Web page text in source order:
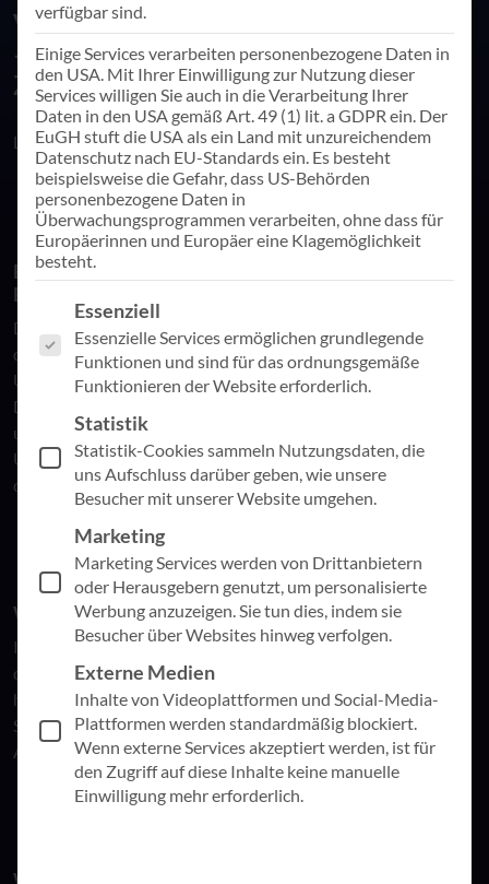
Vertrauen in Microsoft-Cloud-Dienste
– auch in politisch herausfordernden
Zeiten
Link teilen
Einordnung eines Ausnahmefalls – und eine sachliche
Einschätzung aus der Praxis
Die Sperrung eines Microsoft-Mailkontos des Chefanklägers
des Internationalen Strafgerichtshofs (IStGH) aufgrund von
US-Sanktionen hat auch in unserem Umfeld intensive
Diskussionen ausgelöst. Als langjähriger Microsoft-Partner
und IT-Dienstleister stehen wir im Zentrum dieser Debatte.
Unsere Haltung ist klar: Jetzt sind vor allem Transparenz,
differenzierte Einordnung und ein kühler Kopf gefragt.
Was ist passiert?
Im Rahmen geltender US-Gesetze war Microsoft verpflichtet,
den Zugriff auf ein einzelnes Outlook-Konto zu sperren. Es
handelt sich nicht um einen technischen Defekt oder eine
Sicherheitslücke, sondern um einen rechtlich-politischen
Ausnahmefall. Genau das macht diesen Vorfall so besonders.
verfügbar sind.
Einige Services verarbeiten personenbezogene Daten in
den USA. Mit Ihrer Einwilligung zur Nutzung dieser
Services willigen Sie auch in die Verarbeitung Ihrer
Daten in den USA gemäß Art. 49 (1) lit. a GDPR ein. Der
EuGH stuft die USA als ein Land mit unzureichendem
Datenschutz nach EU-Standards ein. Es besteht
beispielsweise die Gefahr, dass US-Behörden
personenbezogene Daten in
Überwachungsprogrammen verarbeiten, ohne dass für
Europäerinnen und Europäer eine Klagemöglichkeit
besteht.
Es folgt eine Liste der Service-Gruppen, für die eine
Essenziell
Essenzielle Services ermöglichen grundlegende
Funktionen und sind für das ordnungsgemäße
Funktionieren der Website erforderlich.
Statistik
Statistik-Cookies sammeln Nutzungsdaten, die
uns Aufschluss darüber geben, wie unsere
Besucher mit unserer Website umgehen.
Marketing
Marketing Services werden von Drittanbietern
oder Herausgebern genutzt, um personalisierte
Werbung anzuzeigen. Sie tun dies, indem sie
Besucher über Websites hinweg verfolgen.
Externe Medien
Inhalte von Videoplattformen und Social-Media-
Plattformen werden standardmäßig blockiert.
Wenn externe Services akzeptiert werden, ist für
den Zugriff auf diese Inhalte keine manuelle
Einwilligung mehr erforderlich.